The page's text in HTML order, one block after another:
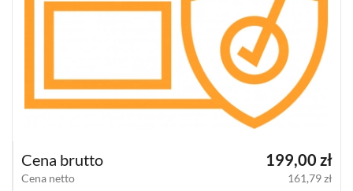
UPS-
LICENCJE
BCS
WYPRZEDAŻ
(28)
Cena brutto 199,00 zł
Cena netto 161,79 zł